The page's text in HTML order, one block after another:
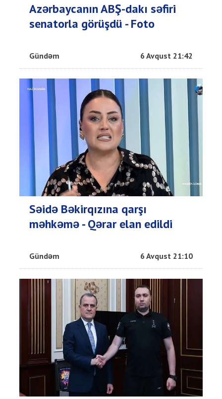
Azərbaycanın ABŞ-dakı səfiri
senatorla görüşdü - Foto
Gündəm 6 Avqust 21:42
Səidə Bəkirqızına qarşı
məhkəmə - Qərar elan edildi
Gündəm 6 Avqust 21:10